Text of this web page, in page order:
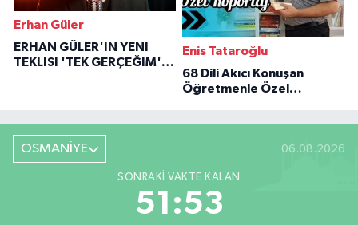
Erhan Güler
ERHAN GÜLER'IN YENI
TEKLISI 'TEK GERÇEĞIM'LE
Enis Tataroğlu
68 Dili Akıcı Konuşan
Öğretmenle Özel
OSMANİYE 06.08.2026
SONRAKI VAKTE KALAN
51:52